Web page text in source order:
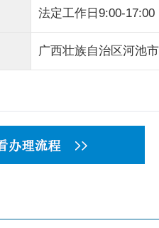
法定工作日9:00-17:00
广西壮族自治区河池